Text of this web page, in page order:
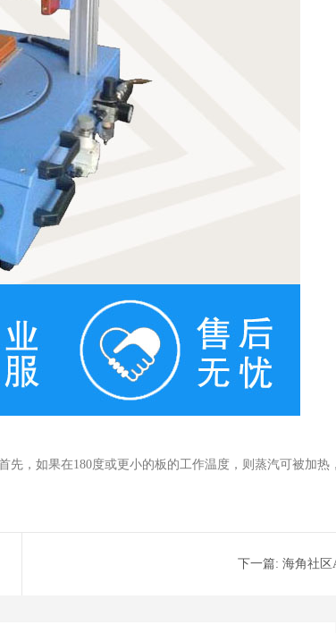
：首先，如果在180度或更小的板的工作温度，则蒸汽可被加
下一篇: 海角社区